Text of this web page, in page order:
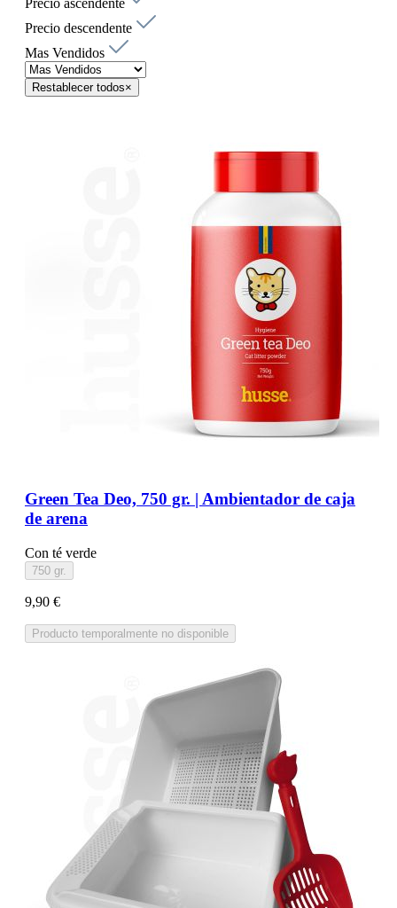
Precio ascendente
Precio descendente
Mas Vendidos
Restablecer todos×
Green Tea Deo, 750 gr. | Ambientador de caja
de arena
Con té verde
750 gr.
9,90 €
Producto temporalmente no disponible